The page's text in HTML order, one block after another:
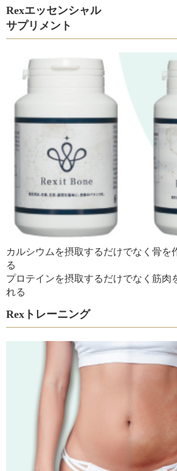
Rexエッセンシャル
サプリメント
カルシウムを摂取するだけでなく骨を
る
プロテインを摂取するだけでなく筋肉
れる
Rexトレーニング